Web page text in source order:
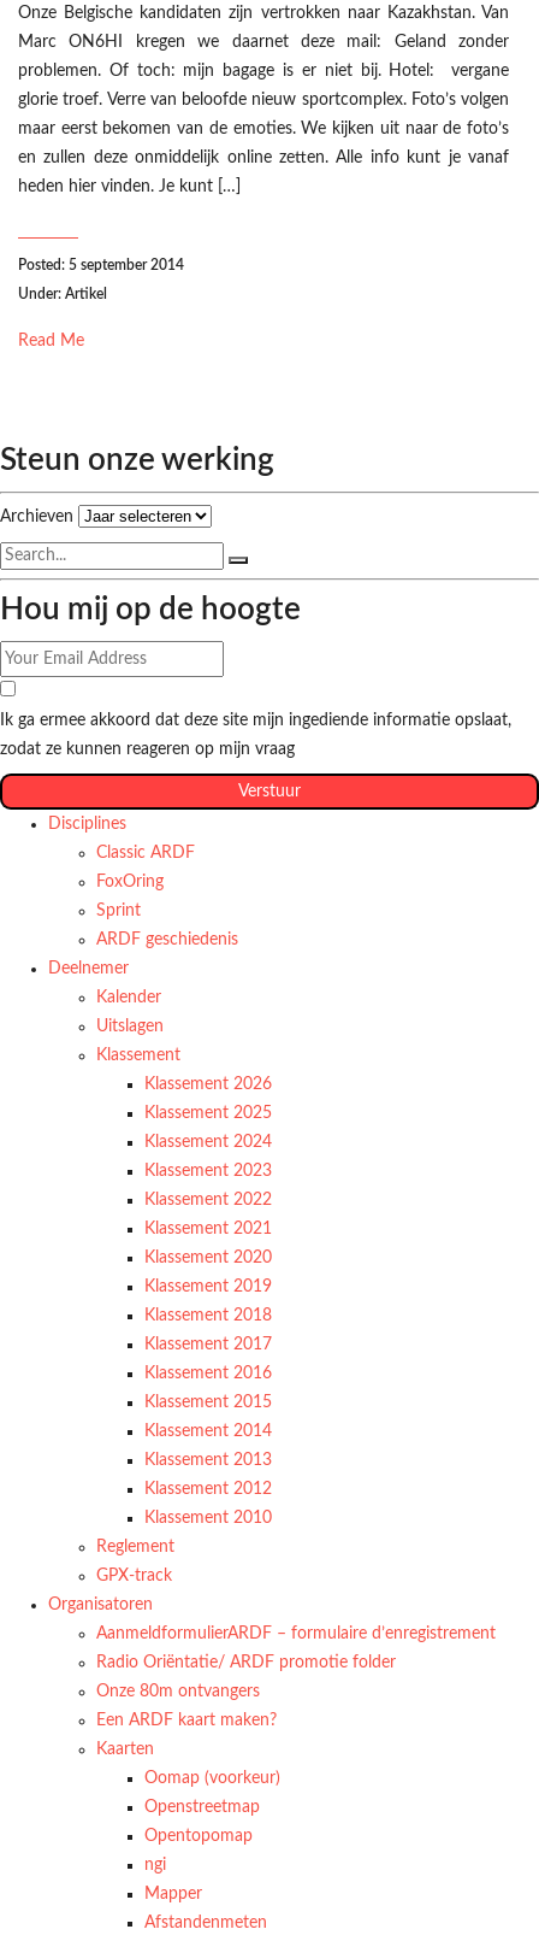
Onze Belgische kandidaten zijn vertrokken naar Kazakhstan. Van
Marc ON6HI kregen we daarnet deze mail: Geland zonder
problemen. Of toch: mijn bagage is er niet bij. Hotel: vergane
glorie troef. Verre van beloofde nieuw sportcomplex. Foto’s volgen
maar eerst bekomen van de emoties. We kijken uit naar de foto’s
en zullen deze onmiddelijk online zetten. Alle info kunt je vanaf
heden hier vinden. Je kunt […]
Posted: 5 september 2014
Under: Artikel
Read Me
Steun onze werking
Archieven
Hou mij op de hoogte
Ik ga ermee akkoord dat deze site mijn ingediende informatie opslaat,
zodat ze kunnen reageren op mijn vraag
Verstuur
Disciplines
Classic ARDF
FoxOring
Sprint
ARDF geschiedenis
Deelnemer
Kalender
Uitslagen
Klassement
Klassement 2026
Klassement 2025
Klassement 2024
Klassement 2023
Klassement 2022
Klassement 2021
Klassement 2020
Klassement 2019
Klassement 2018
Klassement 2017
Klassement 2016
Klassement 2015
Klassement 2014
Klassement 2013
Klassement 2012
Klassement 2010
Reglement
GPX-track
Organisatoren
AanmeldformulierARDF – formulaire d’enregistrement
Radio Oriëntatie/ ARDF promotie folder
Onze 80m ontvangers
Een ARDF kaart maken?
Kaarten
Oomap (voorkeur)
Openstreetmap
Opentopomap
ngi
Mapper
Afstandenmeten